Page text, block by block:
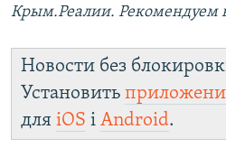
Крым.Реалии. Рекомендуем
Новости без
Установить
для iOS і Android.